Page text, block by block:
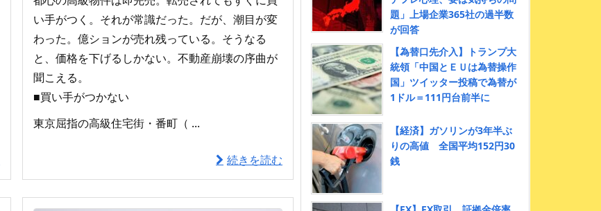
い手がつく。それが常識だった。だが、潮目が変
わった。億ションが売れ残っている。そうなる
と、価格を下げるしかない。不動産崩壊の序曲が
聞こえる。
■買い手がつかない
東京屈指の高級住宅街・番町（ ...
続きを読む
題」上場企業365社の過半数
が回答
【為替口先介入】トランプ大
統領「中国とＥＵは為替操作
国」ツイッター投稿で為替が
1ドル＝111円台前半に
【経済】ガソリンが3年半ぶ
りの高値 全国平均152円30
銭